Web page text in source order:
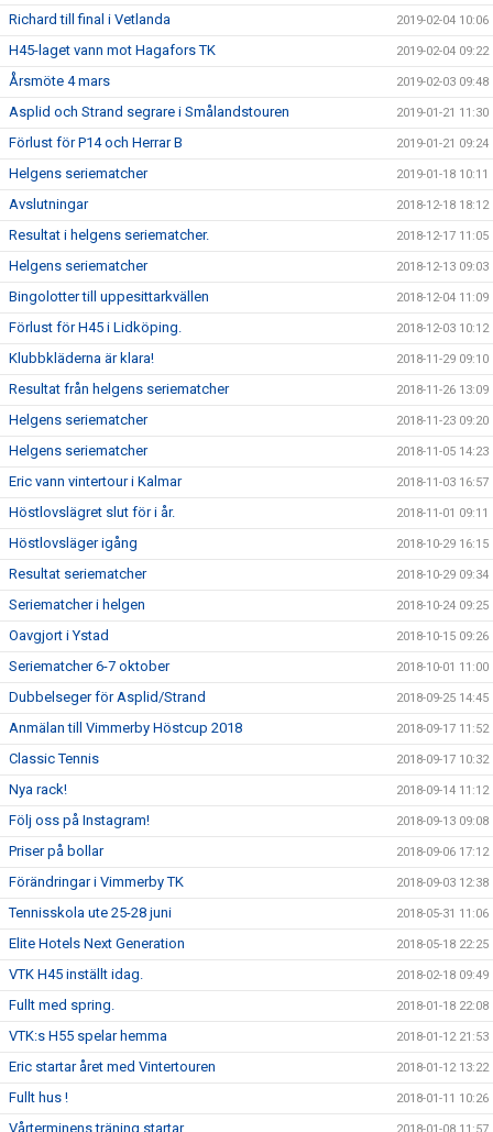
Richard till final i Vetlanda 2019-02-04 10:06
H45-laget vann mot Hagafors TK 2019-02-04 09:22
Årsmöte 4 mars 2019-02-03 09:48
Asplid och Strand segrare i Smålandstouren 2019-01-21 11:30
Förlust för P14 och Herrar B 2019-01-21 09:24
Helgens seriematcher 2019-01-18 10:11
Avslutningar 2018-12-18 18:12
Resultat i helgens seriematcher. 2018-12-17 11:05
Helgens seriematcher 2018-12-13 09:03
Bingolotter till uppesittarkvällen 2018-12-04 11:09
Förlust för H45 i Lidköping. 2018-12-03 10:12
Klubbkläderna är klara! 2018-11-29 09:10
Resultat från helgens seriematcher 2018-11-26 13:09
Helgens seriematcher 2018-11-23 09:20
Helgens seriematcher 2018-11-05 14:23
Eric vann vintertour i Kalmar 2018-11-03 16:57
Höstlovslägret slut för i år. 2018-11-01 09:11
Höstlovsläger igång 2018-10-29 16:15
Resultat seriematcher 2018-10-29 09:34
Seriematcher i helgen 2018-10-24 09:25
Oavgjort i Ystad 2018-10-15 09:26
Seriematcher 6-7 oktober 2018-10-01 11:00
Dubbelseger för Asplid/Strand 2018-09-25 14:45
Anmälan till Vimmerby Höstcup 2018 2018-09-17 11:52
Classic Tennis 2018-09-17 10:32
Nya rack! 2018-09-14 11:12
Följ oss på Instagram! 2018-09-13 09:08
Priser på bollar 2018-09-06 17:12
Förändringar i Vimmerby TK 2018-09-03 12:38
Tennisskola ute 25-28 juni 2018-05-31 11:06
Elite Hotels Next Generation 2018-05-18 22:25
VTK H45 inställt idag. 2018-02-18 09:49
Fullt med spring. 2018-01-18 22:08
VTK:s H55 spelar hemma 2018-01-12 21:53
Eric startar året med Vintertouren 2018-01-12 13:22
Fullt hus ! 2018-01-11 10:26
Vårterminens träning startar